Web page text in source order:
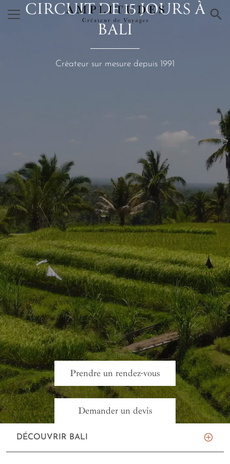
×
CIRCUIT DE 15 JOURS À
BALI
Créateur sur mesure depuis 1991
Prendre un rendez-vous
Demander un devis
DÉCOUVRIR BALI